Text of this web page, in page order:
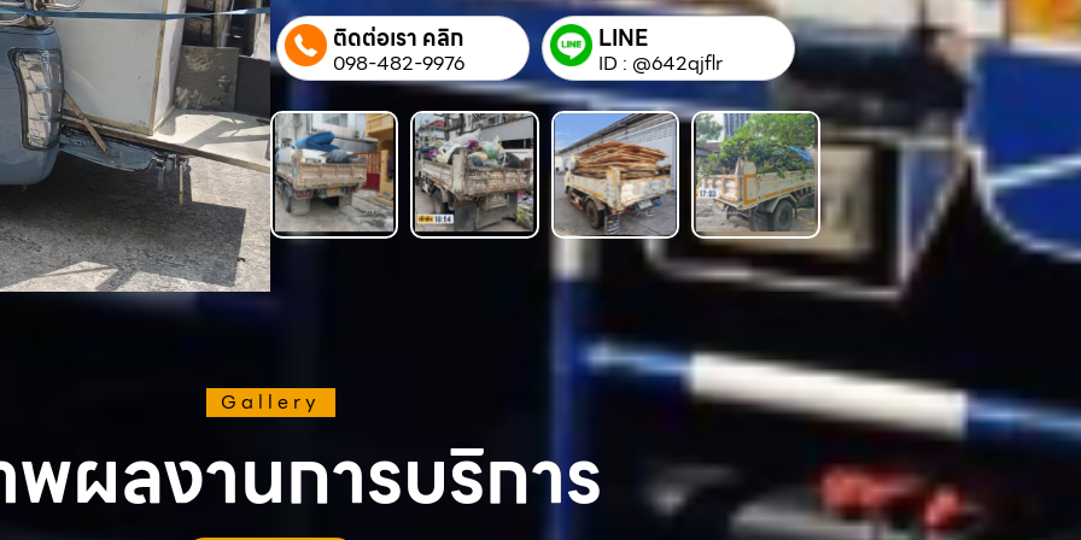
ติดต่อเรา คลิก
098-482-9976
LINE
ID : @642qjflr
Gallery
ผลงานการบริการ